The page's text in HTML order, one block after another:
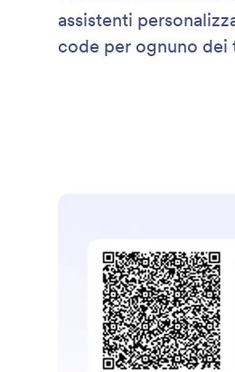
assistenti
code per ognuno dei